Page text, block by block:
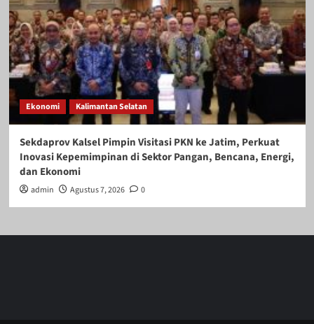
Ekonomi Kalimantan Selatan
Sekdaprov Kalsel Pimpin Visitasi PKN ke Jatim, Perkuat
Inovasi Kepemimpinan di Sektor Pangan, Bencana, Energi,
dan Ekonomi
admin Agustus 7, 2026 0